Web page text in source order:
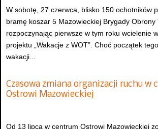
W sobotę, 27 czerwca, blisko 150 ochotników
bramę koszar 5 Mazowieckiej Brygady Obrony
rozpoczynając pierwsze w tym roku wcielenie
projektu „Wakacje z WOT”. Choć początek
wakacji...
Czasowa zmiana organizacji ruchu w
Ostrowi Mazowieckiej
Od 13 lipca w centrum Ostrowi Mazowieckiej